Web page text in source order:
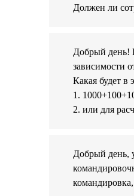
Должен ли
Добрый день!
зависимости
Какая будет в
1.
2. или для
Добрый день,